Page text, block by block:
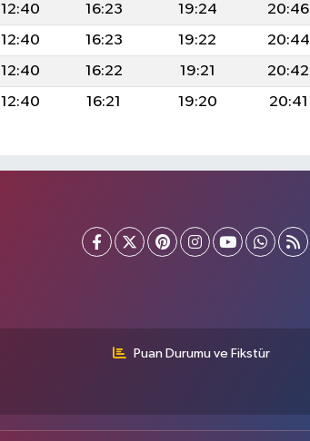
12:40 16:23 19:24
20:46
12:40 16:23 19:22
20:44
12:40 16:22 19:21
20:42
12:40 16:21 19:20 20:41
Puan Durumu ve Fikstür